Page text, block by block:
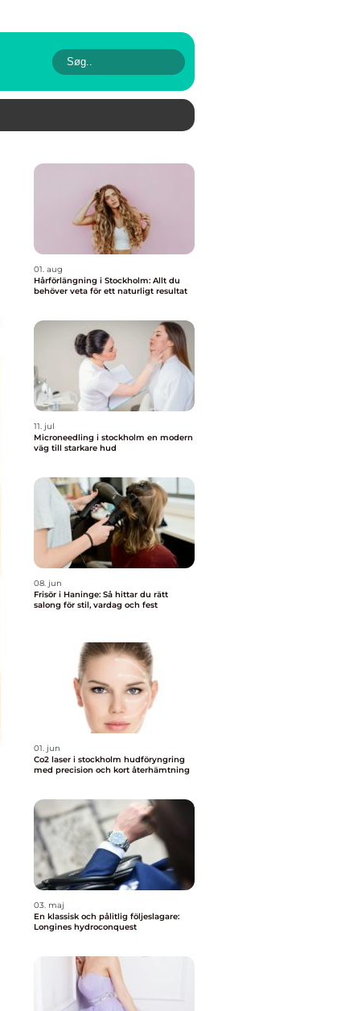
01. aug
Hårförlängning i Stockholm: Allt du
behöver veta för ett naturligt resultat
11. jul
Microneedling i stockholm en modern
väg till starkare hud
08. jun
Frisör i Haninge: Så hittar du rätt
salong för stil, vardag och fest
01. jun
Co2 laser i stockholm hudföryngring
med precision och kort återhämtning
03. maj
En klassisk och pålitlig följeslagare:
Longines hydroconquest